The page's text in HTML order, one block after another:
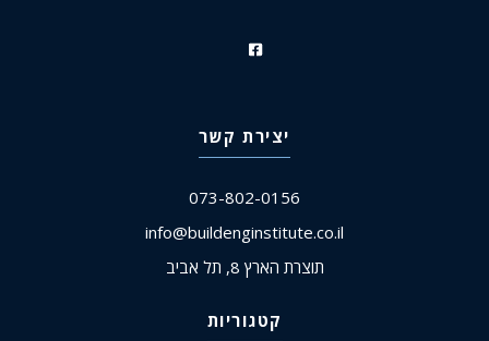
יצירת קשר
073-802-0156
info@buildenginstitute.co.il
תוצרת הארץ 8, תל אביב
קטגוריות